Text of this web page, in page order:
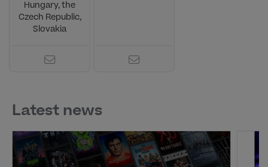
Hungary, the
Czech Republic,
Slovakia
Latest news